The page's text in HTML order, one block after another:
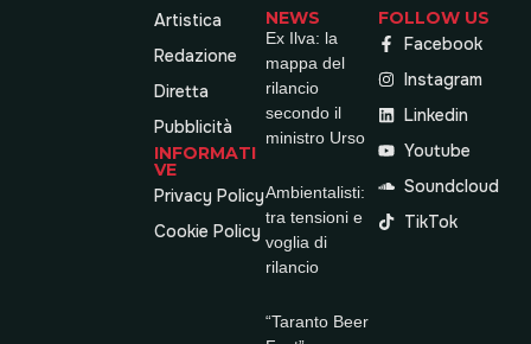
Artistica
Redazione
Diretta
Pubblicità
INFORMATI
VE
Privacy Policy
Cookie Policy
NEWS
Ex Ilva: la
mappa del
rilancio
secondo il
ministro Urso
Ambientalisti:
tra tensioni e
voglia di
rilancio
“Taranto Beer
FOLLOW US
Facebook
Instagram
Linkedin
Youtube
Soundcloud
TikTok